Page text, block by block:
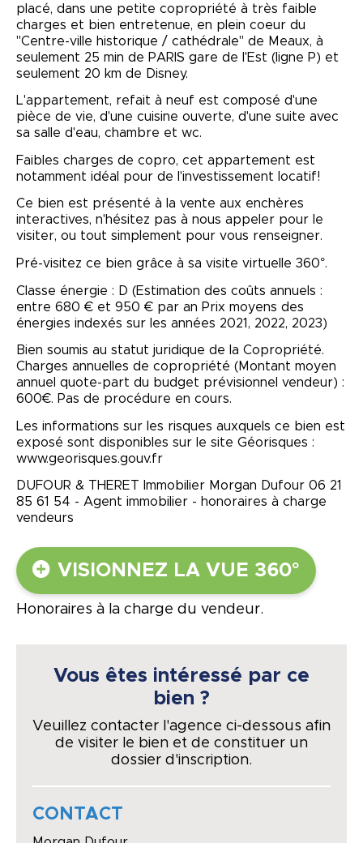
placé, dans une petite copropriété à très faible
charges et bien entretenue, en plein coeur du
"Centre-ville historique / cathédrale" de Meaux, à
seulement 25 min de PARIS gare de l'Est (ligne P) et
seulement 20 km de Disney.
L'appartement, refait à neuf est composé d'une
pièce de vie, d'une cuisine ouverte, d'une suite avec
sa salle d'eau, chambre et wc.
Faibles charges de copro, cet appartement est
notamment idéal pour de l'investissement locatif!
Ce bien est présenté à la vente aux enchères
interactives, n'hésitez pas à nous appeler pour le
visiter, ou tout simplement pour vous renseigner.
Pré-visitez ce bien grâce à sa visite virtuelle 360°.
Classe énergie : D (Estimation des coûts annuels :
entre 680 € et 950 € par an Prix moyens des
énergies indexés sur les années 2021, 2022, 2023)
Bien soumis au statut juridique de la Copropriété.
Charges annuelles de copropriété (Montant moyen
annuel quote-part du budget prévisionnel vendeur) :
600€. Pas de procédure en cours.
Les informations sur les risques auxquels ce bien est
exposé sont disponibles sur le site Géorisques :
www.georisques.gouv.fr
DUFOUR & THERET Immobilier Morgan Dufour 06 21
85 61 54 - Agent immobilier - honoraires à charge
vendeurs
VISIONNEZ LA VUE 360°
Honoraires à la charge du vendeur.
Vous êtes intéressé par ce
bien ?
Veuillez contacter l'agence ci-dessous afin
de visiter le bien et de constituer un
dossier d'inscription.
CONTACT